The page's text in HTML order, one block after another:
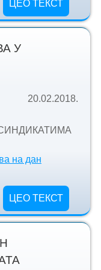
ЦЕО ТЕКСТ
У
20.02.2018.
на дан
ЦЕО ТЕКСТ